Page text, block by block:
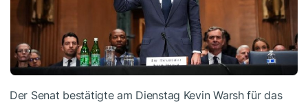
Der Senat bestätigte am Dienstag Kevin Warsh für das